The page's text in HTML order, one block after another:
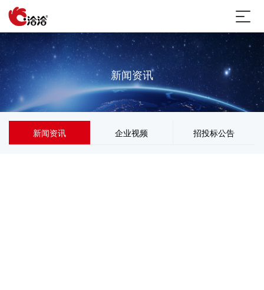
新闻资讯
新闻资讯 企业视频 招投标公告